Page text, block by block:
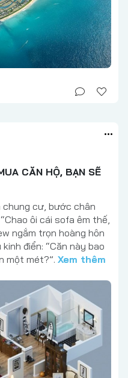
CĂN HỘ, BẠN SẼ
chung cư, bước chân
ôi cái sofa êm thế,
ngắm trọn hoàng hôn
điển: “Căn này bao
một mét?”. Xem thêm